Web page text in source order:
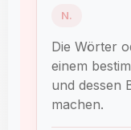
N.
Die Wörter
einem
und dessen
machen.